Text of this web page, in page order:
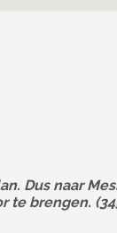
Dus naar
te brengen.